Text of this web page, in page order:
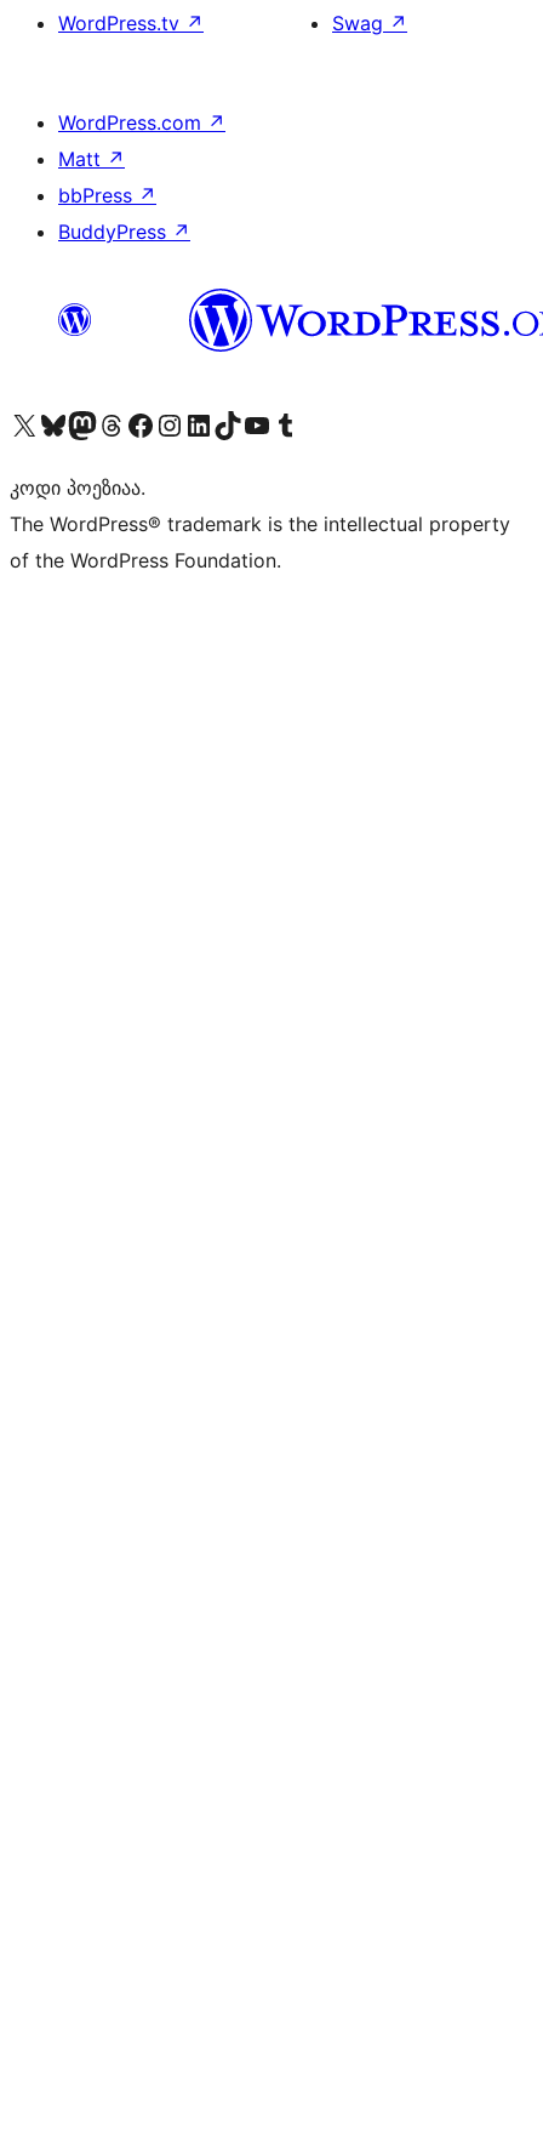
WordPress.tv ↗
Swag ↗
WordPress.com ↗
Matt ↗
bbPress ↗
BuddyPress ↗
Visit our X (formerly Twitter) account
Visit our Bluesky account
Visit our Mastodon account
Visit our Threads account
Visit our Facebook page
Visit our Instagram account
Visit our LinkedIn account
Visit our TikTok account
Visit our YouTube channel
Visit our Tumblr account
კოდი პოეზიაა.
The WordPress® trademark is the intellectual property
of the WordPress Foundation.